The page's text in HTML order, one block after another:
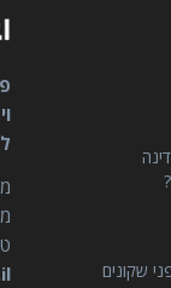
שקונים